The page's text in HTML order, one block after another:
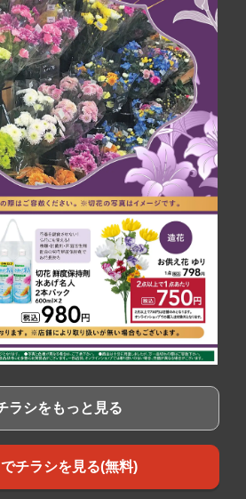
ラシをもっと見る
チラシを見る(無料)